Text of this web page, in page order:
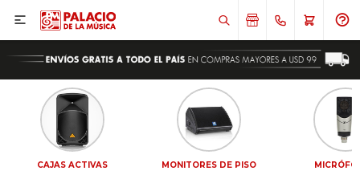

CAJAS ACTIVAS MONITORES DE PISO